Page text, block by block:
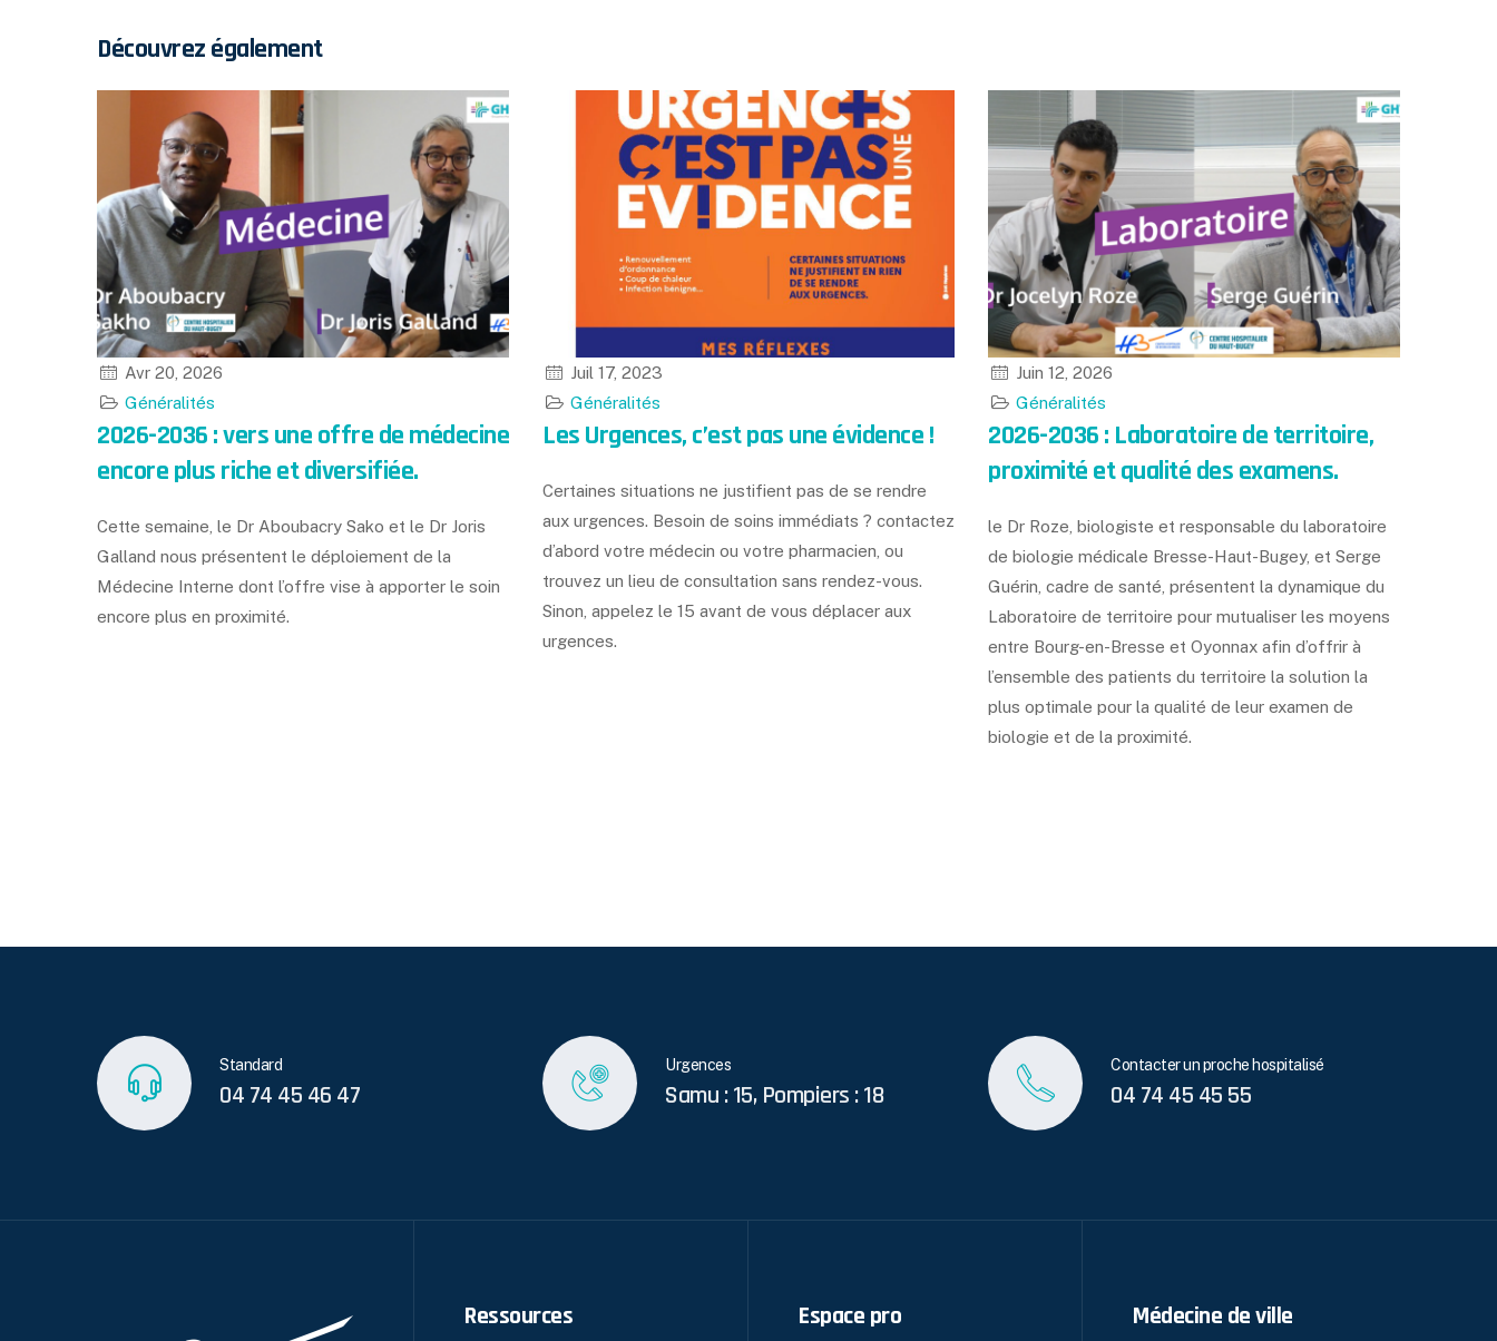
Découvrez également
Avr 20, 2026
Généralités
2026-2036 : vers une offre de médecine
encore plus riche et diversifiée.
Cette semaine, le Dr Aboubacry Sako et le Dr Joris
Galland nous présentent le déploiement de la
Médecine Interne dont l’offre vise à apporter le soin
encore plus en proximité.
Juil 17, 2023
Généralités
Les Urgences, c’est pas une évidence !
Certaines situations ne justifient pas de se rendre
aux urgences. Besoin de soins immédiats ? contactez
d’abord votre médecin ou votre pharmacien, ou
trouvez un lieu de consultation sans rendez-vous.
Sinon, appelez le 15 avant de vous déplacer aux
urgences.
Juin 12, 2026
Généralités
2026-2036 : Laboratoire de territoire,
proximité et qualité des examens.
le Dr Roze, biologiste et responsable du laboratoire
de biologie médicale Bresse-Haut-Bugey, et Serge
Guérin, cadre de santé, présentent la dynamique du
Laboratoire de territoire pour mutualiser les moyens
entre Bourg-en-Bresse et Oyonnax afin d’offrir à
l’ensemble des patients du territoire la solution la
plus optimale pour la qualité de leur examen de
biologie et de la proximité.
Standard
04 74 45 46 47
Urgences
Samu : 15, Pompiers : 18
Contacter un proche hospitalisé
04 74 45 45 55
Ressources Espace pro Médecine de ville